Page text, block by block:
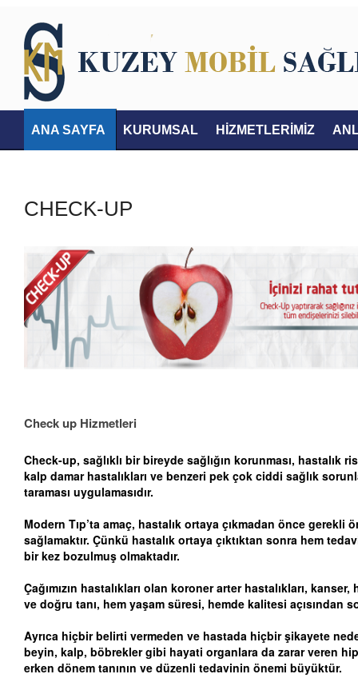
ANA SAYFA KURUMSAL HİZMETLERİMİZ
CHECK-UP
Check up Hizmetleri
Check-up, sağlıklı bir bireyde sağlığın korunması, hastalık
kalp damar hastalıkları ve benzeri pek çok ciddi sağlık
taraması uygulamasıdır.
Modern Tıp’ta amaç, hastalık ortaya çıkmadan önce gerekli
sağlamaktır. Çünkü hastalık ortaya çıktıktan sonra hem
bir kez bozulmuş olmaktadır.
Çağımızın hastalıkları olan koroner arter hastalıkları,
ve doğru tanı, hem yaşam süresi, hemde kalitesi açısından
Ayrıca hiçbir belirti vermeden ve hastada hiçbir şikayete
beyin, kalp, böbrekler gibi hayati organlara da zarar veren
erken dönem tanının ve düzenli tedavinin önemi büyüktür.